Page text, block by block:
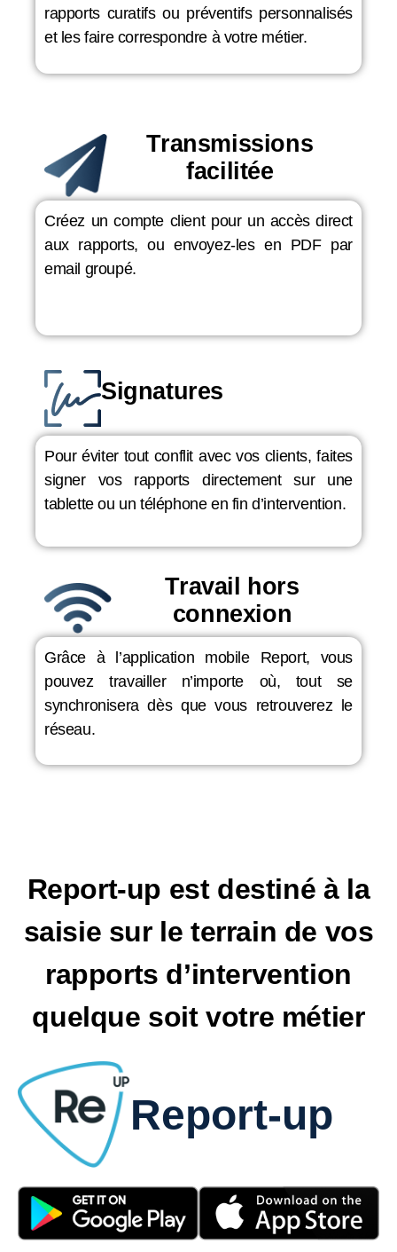
rapports curatifs ou préventifs personnalisés
et les faire correspondre à votre métier.
Transmissions
facilitée
Créez un compte client pour un accès direct
aux rapports, ou envoyez-les en PDF par
email groupé.
Signatures
Pour éviter tout conflit avec vos clients, faites
signer vos rapports directement sur une
tablette ou un téléphone en fin d’intervention.
Travail hors
connexion
Grâce à l’application mobile Report, vous
pouvez travailler n’importe où, tout se
synchronisera dès que vous retrouverez le
réseau.
Report-up est destiné à la
saisie sur le terrain de vos
rapports d’intervention
quelque soit votre métier
Report-up